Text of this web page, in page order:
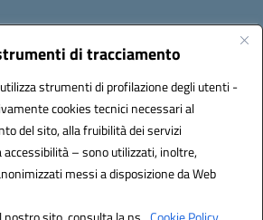
di tracciamento
strumenti di profilazione degli utenti -
cookies tecnici necessari al
del sito, alla fruibilità dei servizi
accessibilità – sono utilizzati, inoltre,
messi a disposizione da Web
Via Falcone n.20 - 91025 Marsala
(PEC):tppm03000q@pec.istruzione.it
Powered by 3D Solution S.r.l.